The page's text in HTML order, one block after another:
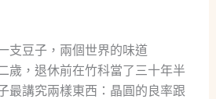
支豆子，兩個世界的味道
歲，退休前在竹科當了三十年半
最講究兩樣東西：晶圓的良率跟